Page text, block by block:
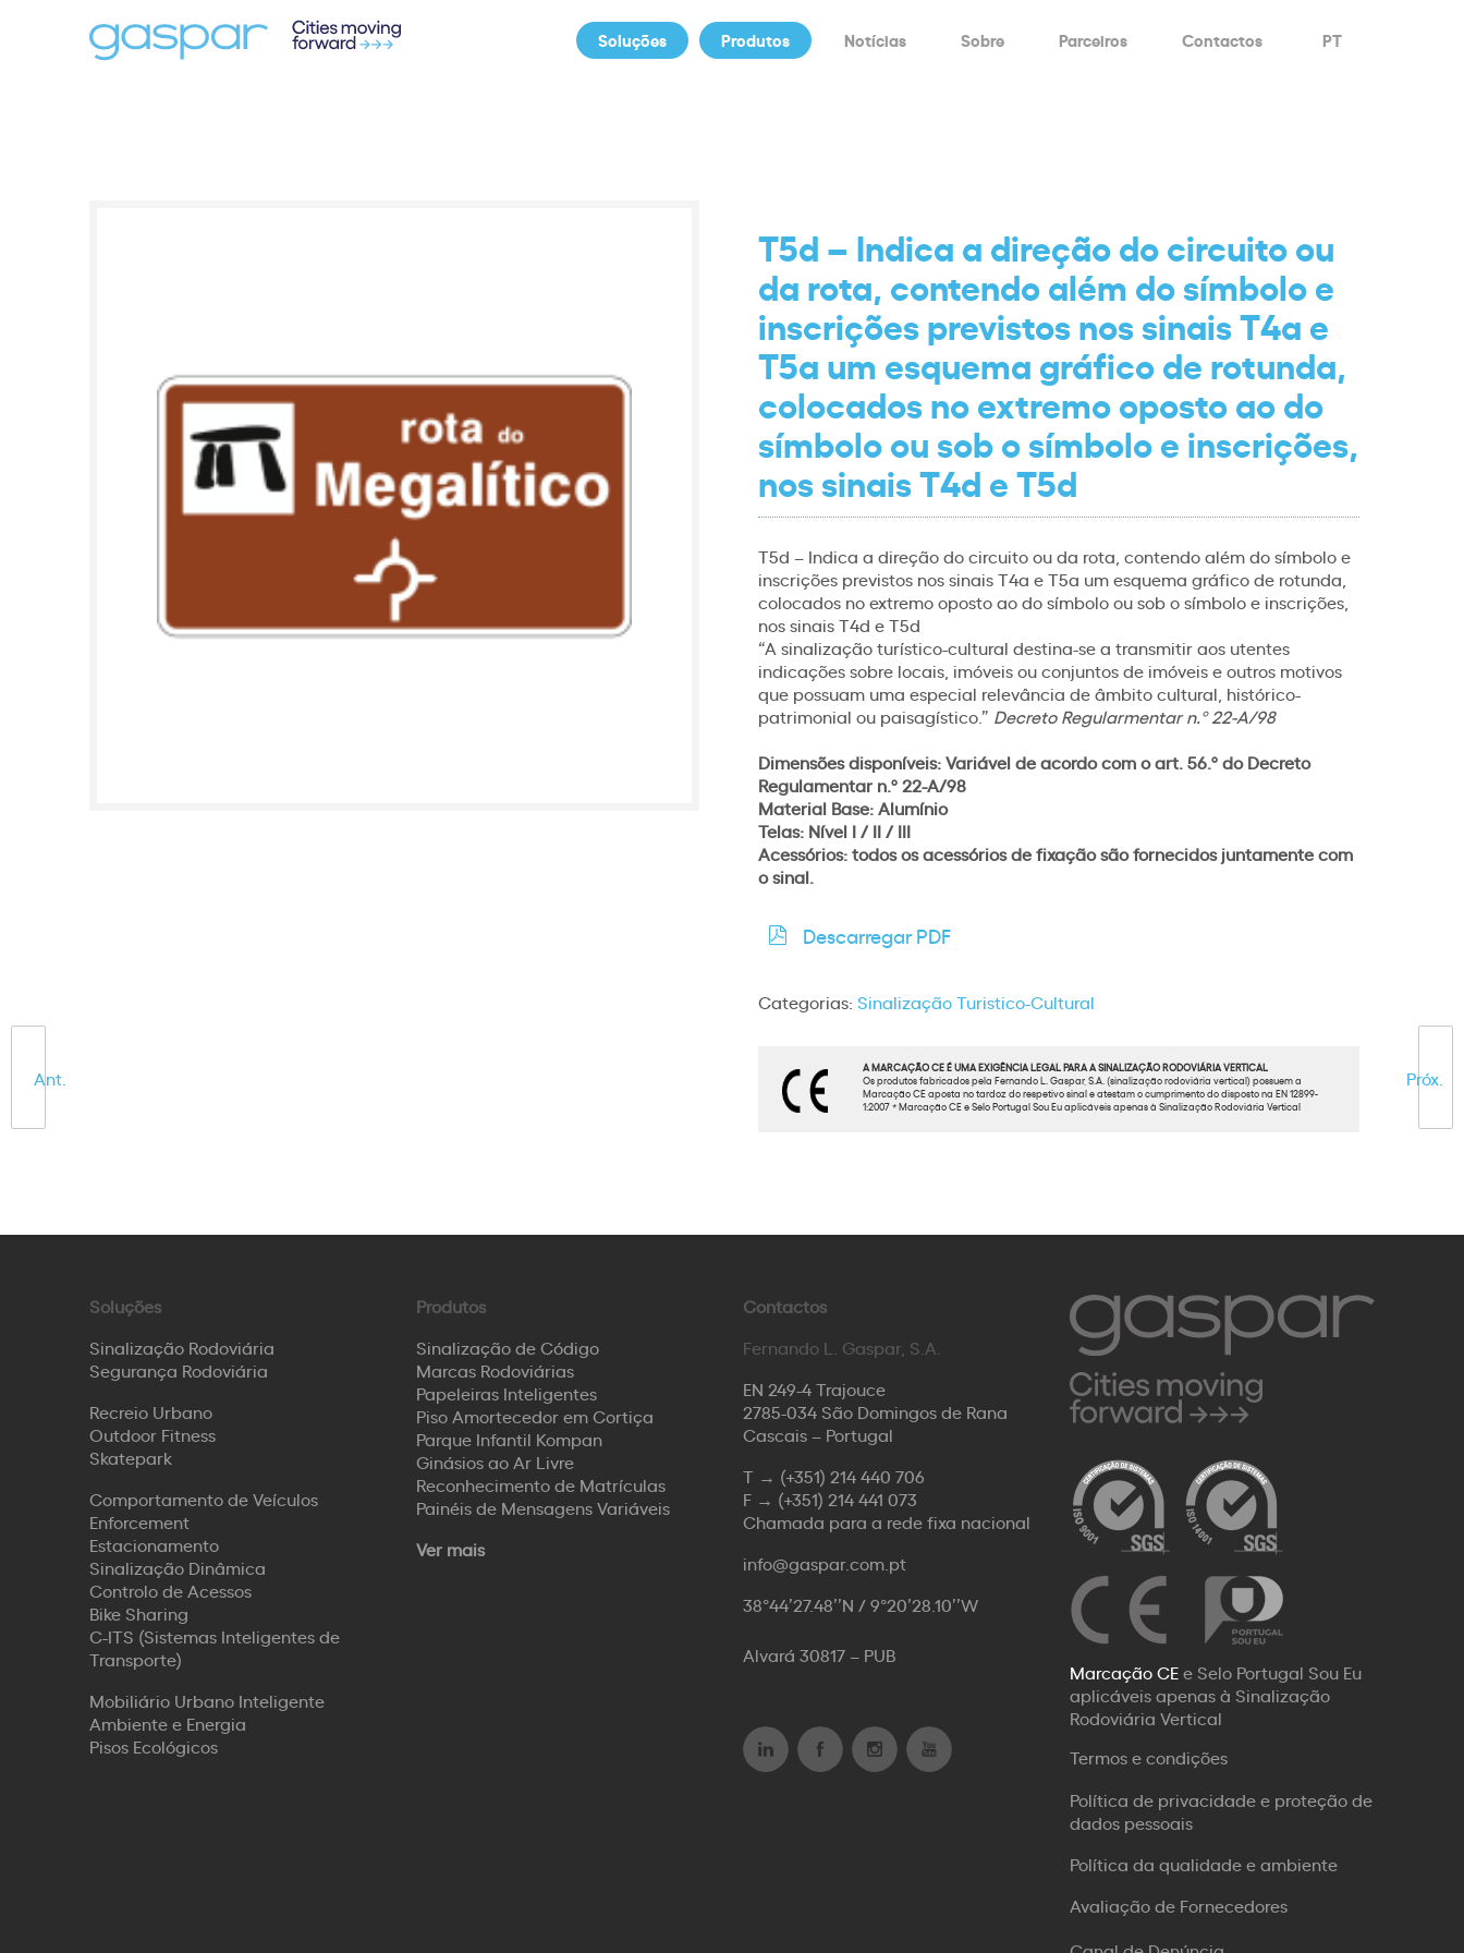
Soluções Produtos Notícias Sobre Parceiros Contactos PT
Ant. Próx.
T5d – Indica a direção do circuito ou
da rota, contendo além do símbolo e
inscrições previstos nos sinais T4a e
T5a um esquema gráfico de rotunda,
colocados no extremo oposto ao do
símbolo ou sob o símbolo e inscrições,
nos sinais T4d e T5d
T5d – Indica a direção do circuito ou da rota, contendo além do símbolo e
inscrições previstos nos sinais T4a e T5a um esquema gráfico de rotunda,
colocados no extremo oposto ao do símbolo ou sob o símbolo e inscrições,
nos sinais T4d e T5d
“A sinalização turístico-cultural destina-se a transmitir aos utentes
indicações sobre locais, imóveis ou conjuntos de imóveis e outros motivos
que possuam uma especial relevância de âmbito cultural, histórico-
patrimonial ou paisagístico.” Decreto Regularmentar n.º 22-A/98
Dimensões disponíveis:Variável de acordo com o art. 56.º do Decreto
Regulamentar n.º 22-A/98
Material Base: Alumínio
Telas: Nível I / II / III
Acessórios: todos os acessórios de fixação são fornecidos juntamente com
o sinal.
Descarregar PDF
Categorias: Sinalização Turistico-Cultural
A MARCAÇÃO CE É UMA EXIGÊNCIA LEGAL PARA A SINALIZAÇÃO RODOVIÁRIA VERTICAL
Os produtos fabricados pela Fernando L. Gaspar, S.A. (sinalização rodoviária vertical) possuem a
Marcação CE aposta no tardoz do respetivo sinal e atestam o cumprimento do disposto na EN 12899-
1:2007 * Marcação CE e Selo Portugal Sou Eu aplicáveis apenas à Sinalização Rodoviária Vertical
Soluções
Sinalização Rodoviária
Segurança Rodoviária
Recreio Urbano
Outdoor Fitness
Skatepark
Comportamento de Veículos
Enforcement
Estacionamento
Sinalização Dinâmica
Controlo de Acessos
Bike Sharing
C-ITS (Sistemas Inteligentes de
Transporte)
Mobiliário Urbano Inteligente
Ambiente e Energia
Pisos Ecológicos
Produtos
Sinalização de Código
Marcas Rodoviárias
Papeleiras Inteligentes
Piso Amortecedor em Cortiça
Parque Infantil Kompan
Ginásios ao Ar Livre
Reconhecimento de Matrículas
Painéis de Mensagens Variáveis
Ver mais
Contactos
Fernando L. Gaspar, S.A.
EN 249-4 Trajouce
2785-034 São Domingos de Rana
Cascais – Portugal
T → (+351) 214 440 706
F → (+351) 214 441 073
Chamada para a rede fixa nacional
info@gaspar.com.pt
38°44’27.48’’N / 9°20’28.10’’W
Alvará 30817 – PUB
Marcação CEe Selo Portugal Sou Eu
aplicáveis apenas à Sinalização
Rodoviária Vertical
Termos e condições
Política de privacidade e proteção de
dados pessoais
Política da qualidade e ambiente
Avaliação de Fornecedores